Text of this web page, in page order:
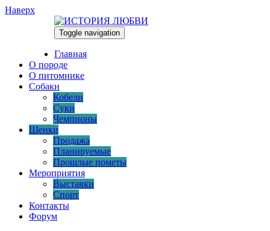
Наверх
Toggle navigation
Главная
О породе
О питомнике
Собаки
Кобели
Суки
Чемпионы
Щенки
Продажа
Планируемые
Прошлые пометы
Мероприятия
Выставки
Спорт
Контакты
Форум